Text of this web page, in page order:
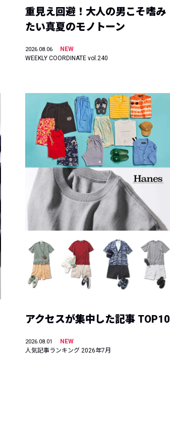
重見え回避！大人の男こそ嗜み
たい真夏のモノトーン
2026.08.06
NEW
WEEKLY COORDINATE vol.240
アクセスが集中した記事 TOP10
2026.08.01
NEW
人気記事ランキング 2026年7月